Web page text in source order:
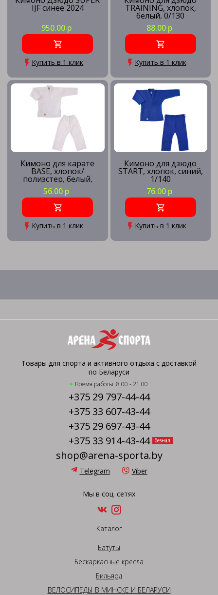
IJF синее 2024
950.00 р
Купить в 1 клик
TRAINING, хлопок,
белый, 0/130
88.00 р
Купить в 1 клик
Кимоно для карате
BASE, хлопок/
полиэстер, белый,
0/130
56.00 р
Купить в 1 клик
Кимоно для дзюдо
START, хлопок, синий,
1/140
76.00 р
Купить в 1 клик
Товары для спорта и активного отдыха с доставкой
по Беларуси
Время работы: 8.00 - 21.00
+375 29 797-44-44
+375 33 607-43-44
+375 29 697-43-44
+375 33 914-43-44
безнал
shop@arena-sporta.by
Telegram Viber
Мы в соц. сетях
Каталог
Батуты
Бескаркасные кресла
Бильярд
ВЕЛОСИПЕДЫ В МИНСКЕ И БЕЛАРУСИ